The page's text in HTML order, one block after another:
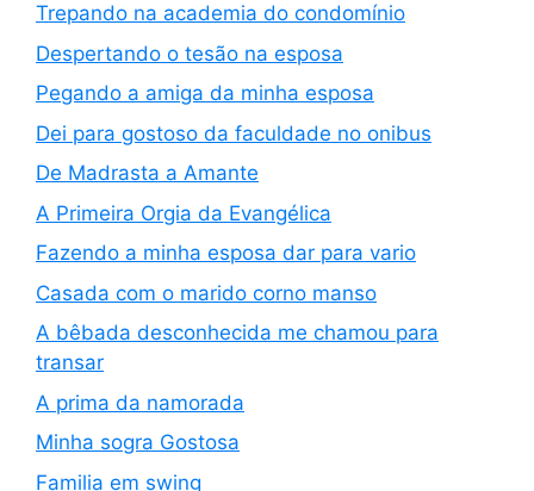
Trepando na academia do condomínio
Despertando o tesão na esposa
Pegando a amiga da minha esposa
Dei para gostoso da faculdade no onibus
De Madrasta a Amante
A Primeira Orgia da Evangélica
Fazendo a minha esposa dar para vario
Casada com o marido corno manso
A bêbada desconhecida me chamou para
transar
A prima da namorada
Minha sogra Gostosa
Familia em swing